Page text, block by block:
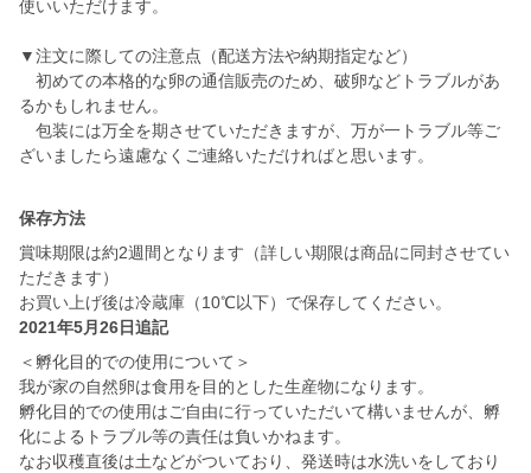
使いいただけます。
▼注文に際しての注意点（配送方法や納期指定など）
初めての本格的な卵の通信販売のため、破卵などトラブルがあ
るかもしれません。
包装には万全を期させていただきますが、万が一トラブル等ご
ざいましたら遠慮なくご連絡いただければと思います。
保存方法
賞味期限は約2週間となります（詳しい期限は商品に同封させてい
ただきます）
お買い上げ後は冷蔵庫（10℃以下）で保存してください。
2021年5月26日追記
＜孵化目的での使用について＞
我が家の自然卵は食用を目的とした生産物になります。
孵化目的での使用はご自由に行っていただいて構いませんが、孵
化によるトラブル等の責任は負いかねます。
なお収穫直後は土などがついており、発送時は水洗いをしており